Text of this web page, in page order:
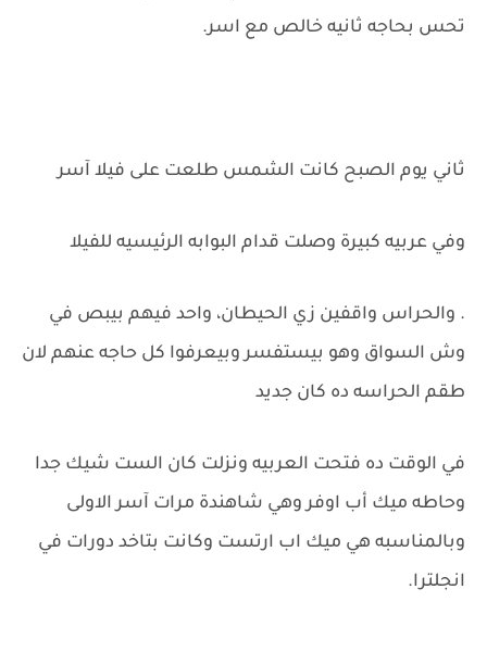
تحس بحاجه ثانيه خالص مع اسر.
ثاني يوم الصبح كانت الشمس طلعت على فيلا آسر
وفي عربيه كبيرة وصلت قدام البوابه الرئيسيه للفيلا
. والحراس واقفين زي الحيطان، واحد فيهم بيبص في
وش السواق وهو بيستفسر وبيعرفوا كل حاجه عنهم لان
طقم الحراسه ده كان جديد
في الوقت ده فتحت العربيه ونزلت كان الست شيك جدا
وحاطه ميك أب اوفر وهي شاهندة مرات آسر الاولى
وبالمناسبه هي ميك اب ارتست وكانت بتاخد دورات في
انجلترا.